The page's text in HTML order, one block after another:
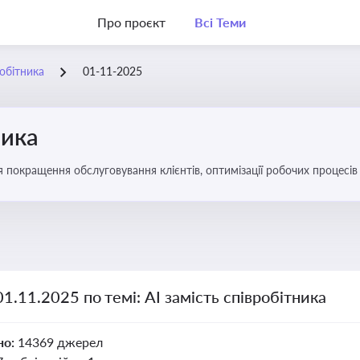
Про проєкт Всі Теми
01-11-2025
покращення обслуговування клієнтів, оптимізації робочих
по темі: АІ замість співробітника
14369 джерел